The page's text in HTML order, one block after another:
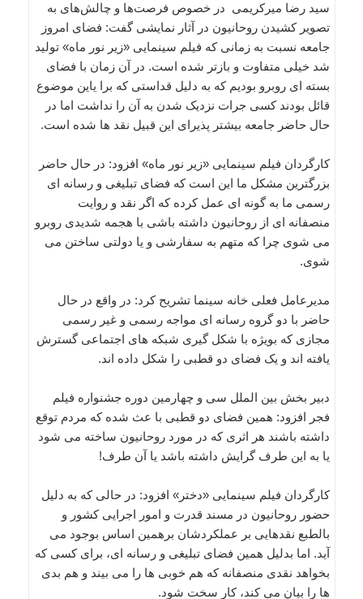
سید رضا میرکریمی در خصوص فرصت‌ها و چالش‌های به
تصویر کشیدن روحانیون در آثار نمایشی گفت: فضای امروز
جامعه نسبت به زمانی که فیلم سینمایی «زیر نور ماه» تولید
شد خیلی متفاوت و بازتر شده است. در آن زمان با فضای
بسته ای روبرو بودیم که به دلیل قداستی که برا یاین موضوع
قائل بودند کسی جرات نزدیک شدن به آن را نداشت اما در
حال حاضر جامعه بیشتر پذیرای این قبیل نقد ها شده است.
کارگردان فیلم سینمایی «زیر نور ماه» افزود: در حال حاضر
بزرگترین مشکل ما این است که فضای تبلیغی و رسانه ای
رسمی ما به گونه ای عمل کرده که اگر نقد و روایت
منصفانه ای از روحانیون داشته باشی با هجمه شدیدی روبرو
می شوی چرا که متهم به سفارشی و یا دولتی ساختن می
شوی.
مدیرعامل فعلی خانه سینما تشریح کرد: در واقع در حال
حاضر با دو گروه رسانه ای مواجه رسمی و غیر رسمی
مجازی که بویژه با شکل گیری شبکه های اجتماعی گسترش
یافته اند و یک فضای دو قطبی را شکل داده اند.
دبیر بخش بین الملل سی و چهارمین دوره جشنواره فیلم
فجر افزود: همین فضای دو قطبی با عث شده که مردم توقع
داشته باشند هر اثری که در مورد روحانیون ساخته می شود
یا به این طرف گرایش داشته باشد یا آن طرف!
کارگردان فیلم سینمایی «دختر» افزود: در حالی که به دلیل
حضور روحانیون در مسند قدرت و امور اجرایی کشور و
بالطبع نقدهایی بر عملکردشان برهمین اساس بوجود می
آید. اما بدلیل همین فضای تبلیغی و رسانه ای، برای کسی که
بخواهد نقدی منصفانه که هم خوبی ها را می بیند و هم بدی
ها را بیان می کند، کار سخت شود.